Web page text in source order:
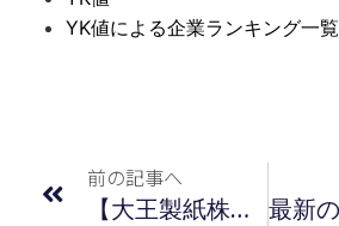
YK値による企業ランキング一覧
前の記事へ
【大王製紙株式会社様】『大王グループ統合レポート2022』でYK値を活用いただきました。